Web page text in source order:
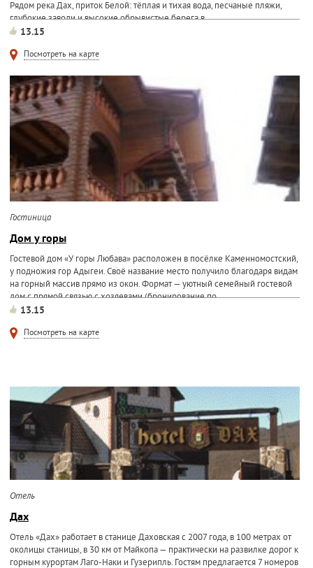
Рядом река Дах, приток Белой: тёплая и тихая вода, песчаные пляжи,
глубокие заводи и высокие обрывистые берега в...
13.15
Посмотреть на карте
Гостиница
Дом у горы
Гостевой дом «У горы Любава» расположен в посёлке Каменномостский,
у подножия гор Адыгеи. Своё название место получило благодаря видам
на горный массив прямо из окон. Формат — уютный семейный гостевой
дом с прямой связью с хозяевами (бронирование по
13.15
Посмотреть на карте
Отель
Дах
Отель «Дах» работает в станице Даховская с 2007 года, в 100 метрах от
околицы станицы, в 30 км от Майкопа — практически на развилке дорог к
горным курортам Лаго-Наки и Гузерипль. Гостям предлагается 7 номеров